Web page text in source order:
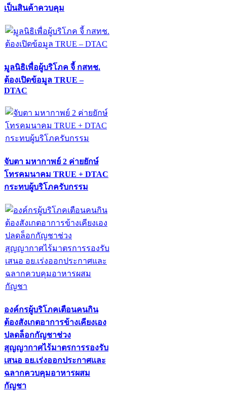
เป็นสินค้าควบคุม
มูลนิธิเพื่อผู้บริโภค จี้ กสทช.
ต้องเปิดข้อมูล TRUE –
DTAC
จับตา มหากาพย์ 2 ค่ายยักษ์
โทรคมนาคม TRUE + DTAC
กระทบผู้บริโภครับกรรม
องค์กรผู้บริโภคเตือนคนกิน
ต้องสังเกตอาการข้างเคียงเอง
ปลดล็อกกัญชาช่วง
สุญญากาศไร้มาตรการรองรับ
เสนอ อย.เร่งออกประกาศและ
ฉลากควบคุมอาหารผสม
กัญชา